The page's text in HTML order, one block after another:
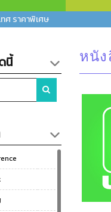
ศ ราคาพิเศษ
นี้ หนัง